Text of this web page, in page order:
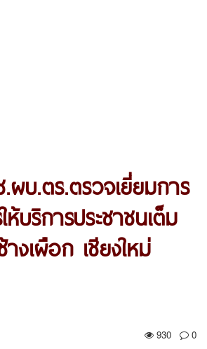
.ผบ.ตร.ตรวจเยี่ยมการ
ห้บริการประชาชนเต็ม
งเผือก เชียงใหม่
930
0